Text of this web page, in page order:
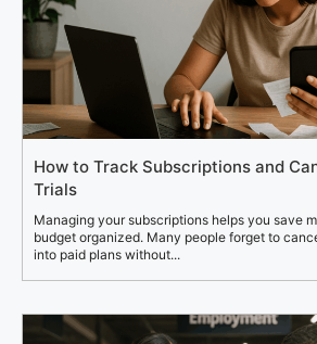
How to Track Subscriptions and
Trials
Managing your subscriptions helps you save
budget organized. Many people forget to
into paid plans without...